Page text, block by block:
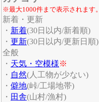
※最大1000件まで表示されます。
新着・更新
・ 新着(30日以内/新着順)
・ 更新(30日以内/更新日順)
全般
・ 天気・空模様※
・ 自然(人工物が少ない)
・ 僻地(峠/工場地帯)
・ 田舎(山村/漁村)